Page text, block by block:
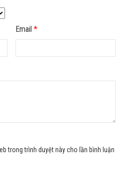
kiệm điện Smart
tiết kiệm điện lên đến 50% mà
bền bỉ đem đến sự bảo quản
Email*
trong trình duyệt này cho lần bình luận